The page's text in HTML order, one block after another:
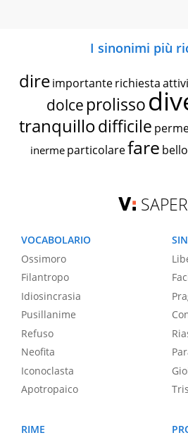
I sinonimi più
dire importante richiesta
dolce prolisso
tranquillodifficile
inerme particolarefare bello
VOCABOLARIO
Ossimoro
Filantropo
Idiosincrasia
Pusillanime
Refuso
Neofita
Iconoclasta
Apotropaico
RIME